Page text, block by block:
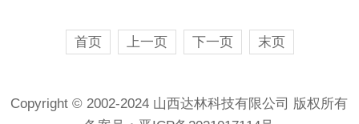
首页 上一页 下一页 末页
Copyright © 2002-2024 山西达林科技有限公司 版权所有